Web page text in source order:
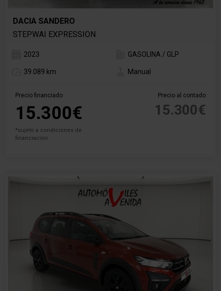
DACIA SANDERO
STEPWAI EXPRESSION
2023 GASOLINA / GLP
39.089 km Manual
Precio financiado
15.300€
*sujeto a condiciones de
financiación
Precio al contado
15.300€